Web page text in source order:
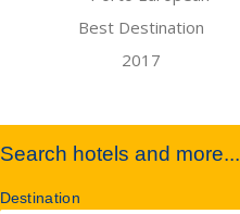
Search hotels and more...
Destination